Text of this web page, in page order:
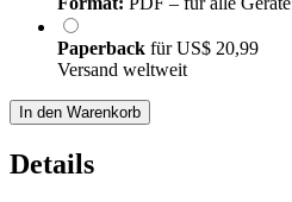
Paperback fürUS$ 20,99
Versand weltweit
In den Warenkorb
Details